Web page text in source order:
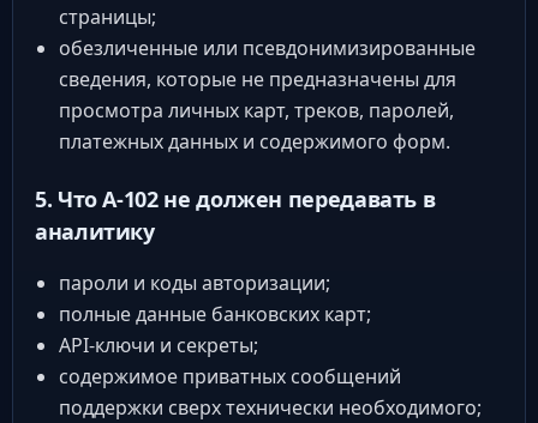
страницы;
обезличенные или псевдонимизированные
сведения, которые не предназначены для
просмотра личных карт, треков, паролей,
платежных данных и содержимого форм.
5. Что A-102 не должен передавать в
аналитику
пароли и коды авторизации;
полные данные банковских карт;
API-ключи и секреты;
содержимое приватных сообщений
поддержки сверх технически необходимого;